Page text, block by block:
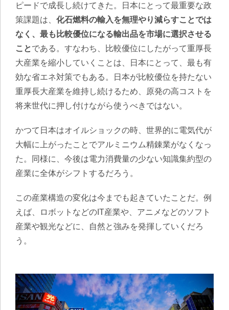
ピードで成長し続けてきた。日本にとって最重要な政
策課題は、 化石燃料の輸入を無理やり減らすことでは
なく、最も比較優位になる輸出品を市場に選択させる
ことである。すなわち、比較優位にしたがって重厚長
大産業を縮小していくことは、日本にとって、最も有
効な省エネ対策でもある。日本が比較優位を持たない
重厚長大産業を維持し続けるため、原発の高コストを
将来世代に押し付けながら使うべきではない。
かつて日本はオイルショックの時、世界的に電気代が
大幅に上がったことでアルミニウム精錬業がなくなっ
た。同様に、今後は電力消費量の少ない知識集約型の
産業に全体がシフトするだろう。
この産業構造の変化は今までも起きていたことだ。例
えば、ロボットなどのIT産業や、アニメなどのソフト
産業や観光などに、自然と強みを発揮していくだろ
う。